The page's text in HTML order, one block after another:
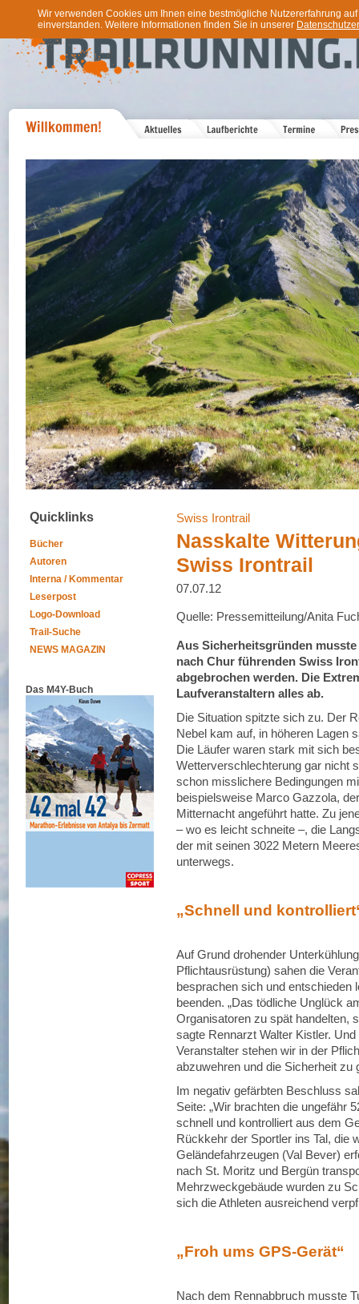
Wir verwenden Cookies um Ihnen eine bestmögliche Nutzererfahrung
einverstanden. Weitere Informationen finden Sie in unserer
Quicklinks
Bücher
Autoren
Interna / Kommentar
Leserpost
Logo-Download
Trail-Suche
NEWS MAGAZIN
Das M4Y-Buch
Swiss Irontrail
Nasskalte
Swiss Irontrail
07.07.12
Quelle: Pressemitteilung/Anita
Aus Sicherheitsgründen
nach Chur führenden Swiss
abgebrochen werden. Die
Laufveranstaltern alles ab.
Die Situation spitzte sich zu. Der
Nebel kam auf, in höheren Lagen
Die Läufer waren stark mit sich
Wetterverschlechterung gar nicht
schon misslichere Bedingungen
beispielsweise Marco Gazzola,
Mitternacht angeführt hatte. Zu
– wo es leicht schneite –, die
der mit seinen 3022 Metern
unterwegs.
„Schnell und
Auf Grund drohender
Pflichtausrüstung) sahen die
besprachen sich und entschieden
beenden. „Das tödliche Unglück
Organisatoren zu spät handelten,
sagte Rennarzt Walter Kistler.
Veranstalter stehen wir in der
abzuwehren und die Sicherheit zu
Im negativ gefärbten Beschluss
Seite: „Wir brachten die ungefähr
schnell und kontrolliert aus dem
Rückkehr der Sportler ins Tal, die
Geländefahrzeugen (Val Bever)
nach St. Moritz und Bergün
Mehrzweckgebäude wurden zu
sich die Athleten ausreichend
„Froh ums GPS-Gerät“
Nach dem Rennabbruch musste